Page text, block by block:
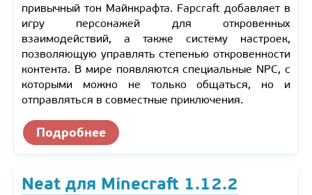
привычный тон Майнкрафта. Fapcraft добавляет в
игру персонажей для откровенных
взаимодействий, а также систему настроек,
позволяющую управлять степенью откровенности
контента. В мире появляются специальные NPC, с
которыми можно не только общаться, но и
отправляться в совместные приключения.
Подробнее
Neat для Minecraft 1.12.2